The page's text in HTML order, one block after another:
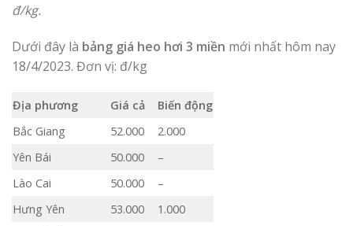
đ/kg.
Dưới đây là bảng giá heo hơi 3 miền mới nhất hôm nay
18/4/2023. Đơn vị: đ/kg
Địa phương Giá cả
Biến động
Bắc Giang
52.000
2.000
Yên Bái
50.000
–
Lào Cai
50.000
–
Hưng Yên
53.000
1.000